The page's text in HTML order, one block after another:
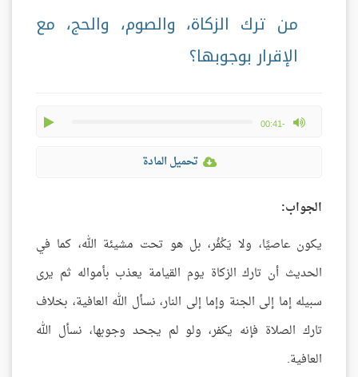
من ترك الزكاة، والصوم، والحج، مع
الإقرار بوجوبها؟
-00:41
max volume
تحميل المادة
الجواب:
يكون عاصيًا، ولا يَكْفُر، بل هو تحت مشيئة الله، كما في
الحديث أن تارك الزكاة يوم القيامة يعذب بأمواله ثم يرى
سبيله إما إلى الجنة وإما إلى النار، نسأل الله العافية، بخلاف
تارك الصلاة فإنه يكفر، ولو لم يجحد وجوبها، نسأل الله
العافية.